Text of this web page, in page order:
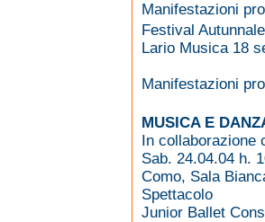
Manifestazioni
Festival
Lario Musica 18
Manifestazioni
MUSICA E
In collaborazione
Sab. 24.04.04 h.
Como, Sala
Spettacolo
Junior Ballet